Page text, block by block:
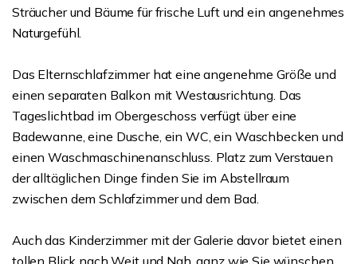
Sträucher und Bäume für frische Luft und ein angenehmes
Naturgefühl.
Das Elternschlafzimmer hat eine angenehme Größe und
einen separaten Balkon mit Westausrichtung. Das
Tageslichtbad im Obergeschoss verfügt über eine
Badewanne, eine Dusche, ein WC, ein Waschbecken und
einen Waschmaschinenanschluss. Platz zum Verstauen
der alltäglichen Dinge finden Sie im Abstellraum
zwischen dem Schlafzimmer und dem Bad.
Auch das Kinderzimmer mit der Galerie davor bietet einen
tollen Blick nach Weit und Nah, ganz wie Sie wünschen.